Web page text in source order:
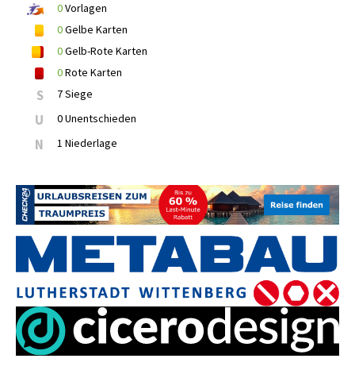
0Vorlagen
0Gelbe Karten
0Gelb-Rote Karten
0Rote Karten
S 7 Siege
U 0 Unentschieden
N 1 Niederlage